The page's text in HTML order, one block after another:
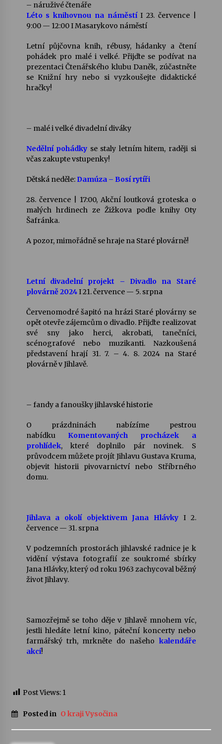
– náruživé čtenáře
Léto s knihovnou na náměstíI 23. července |
9:00 — 12:00 I Masarykovo náměstí
Letní půjčovna knih, rébusy, hádanky a čtení
pohádek pro malé i velké. Přijďte se podívat na
prezentaci Čtenářského klubu Daněk, zúčastněte
se Knižní hry nebo si vyzkoušejte didaktické
hračky!
– malé i velké divadelní diváky
Nedělní pohádky se staly letním hitem, raději si
včas zakupte vstupenky!
Dětská neděle: Damúza – Bosí rytíři
28. července | 17:00, Akční loutková groteska o
malých hrdinech ze Žižkova podle knihy Oty
Šafránka.
A pozor, mimořádně se hraje na Staré plovárně!
Letní divadelní projekt – Divadlo na Staré
plovárně 2024I 21. července — 5. srpna
Červenomodré šapitó na hrázi Staré plovárny se
opět otevře zájemcům o divadlo. Přijďte realizovat
své sny jako herci, akrobati, tanečníci,
scénografové nebo muzikanti. Nazkoušená
představení hrají 31. 7. – 4. 8. 2024 na Staré
plovárně v Jihlavě.
– fandy a fanoušky jihlavské historie
O prázdninách nabízíme pestrou
nabídku Komentovaných procházek a
prohlídek, které doplnilo pár novinek. S
průvodcem můžete projít Jihlavu Gustava Kruma,
objevit historii pivovarnictví nebo Stříbrného
domu.
Jihlava a okolí objektivem Jana Hlávky I 2.
července — 31. srpna
V podzemních prostorách jihlavské radnice je k
vidění výstava fotografií ze soukromé sbírky
Jana Hlávky, který od roku 1963 zachycoval běžný
život Jihlavy.
Samozřejmě se toho děje v Jihlavě mnohem víc,
jestli hledáte letní kino, páteční koncerty nebo
farmářský trh, mrkněte do našeho kalendáře
akcí!
Post Views: 1
Posted in O kraji Vysočina